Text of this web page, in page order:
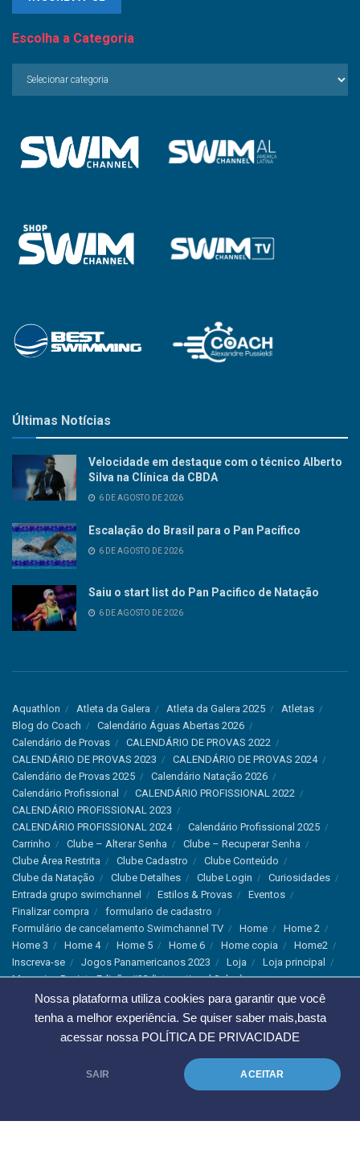
Nossa plataforma utiliza cookies para garantir que você
tenha a melhor experiência. Se quiser saber mais,basta
acessar nossa POLÍTICA DE PRIVACIDADE
SAIR ACEITAR
Escolha a Categoria
Escolha
Últimas Notícias
Velocidade em destaque com o técnico Alberto
Silva na Clínica da CBDA
6 DE AGOSTO DE 2026
Escalação do Brasil para o Pan Pacífico
6 DE AGOSTO DE 2026
Saiu o start list do Pan Pacifico de Natação
6 DE AGOSTO DE 2026
Aquathlon Atleta da Galera Atleta da Galera 2025
Atletas
Blog do Coach
Calendário Águas Abertas 2026
Calendário de Provas
CALENDÁRIO DE PROVAS 2022
CALENDÁRIO DE PROVAS 2023
CALENDÁRIO DE PROVAS 2024
Calendário de Provas 2025
Calendário Natação 2026
Calendário Profissional
CALENDÁRIO PROFISSIONAL 2022
CALENDÁRIO PROFISSIONAL 2023
CALENDÁRIO PROFISSIONAL 2024
Calendário Profissional 2025
Carrinho
Clube – Alterar Senha
Clube – Recuperar Senha
Clube Área Restrita
Clube Cadastro
Clube Conteúdo
Clube da Natação
Clube Detalhes Clube Login
Curiosidades
Entrada grupo swimchannel
Estilos & Provas
Eventos
Finalizar compra
formulario de cadastro
Formulário de cancelamento Swimchannel TV
Home
Home 2
Home 3
Home 4 Home 5 Home 6 Home copia
Home2
Inscreva-se
Jogos Panamericanos 2023 Loja
Loja principal
Magazine Revista Edição #33 (International Sales)
Magazine Swimchannel (International Sale)
Marcas
Minha conta
Newsletter Notícias
Notícias Instagram
Política de Cancelamento
Saúde
Thank You
Troca e Devolução